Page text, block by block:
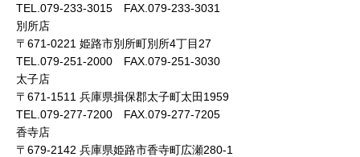
TEL.079-233-3015 FAX.079-233-3031
別所店
〒671-0221 姫路市別所町別所4丁目27
TEL.079-251-2000 FAX.079-251-3030
太子店
〒671-1511 兵庫県揖保郡太子町太田1959
TEL.079-277-7200 FAX.079-277-7205
香寺店
〒679-2142 兵庫県姫路市香寺町広瀬280-1